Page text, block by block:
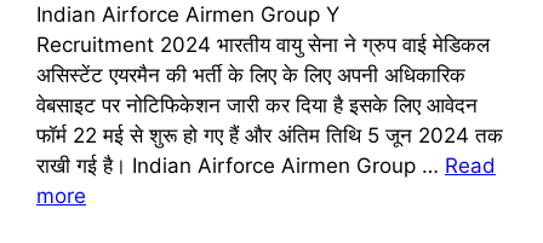
Indian Airforce Airmen Group Y
Recruitment 2024 भारतीय वायु सेना ने ग्रुप वाई मेडिकल
असिस्टेंट एयरमैन की भर्ती के लिए के लिए अपनी अधिकारिक
वेबसाइट पर नोटिफिकेशन जारी कर दिया है इसके लिए आवेदन
फॉर्म 22 मई से शुरू हो गए हैं और अंतिम तिथि 5 जून 2024 तक
राखी गई है। Indian Airforce Airmen Group … Read
more